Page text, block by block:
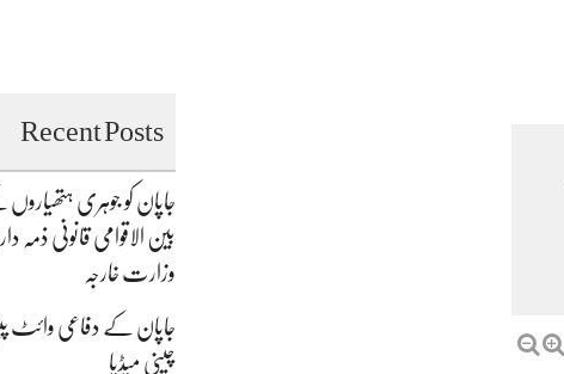
Recent Posts
جاپان کو جوہری
بین الاقوامی قانونی ذمہ
وزارت خارجہ
جاپان کے دفاعی وائٹ پیپر
چینی میڈیا